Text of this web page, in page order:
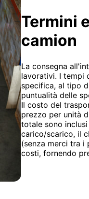
Termini
camion
La consegna
lavorativi. I tempi
specifica, al tipo
puntualità delle
Il costo del
prezzo per unità
totale sono
carico/scarico, il
(senza merci tra i
costi, fornendo